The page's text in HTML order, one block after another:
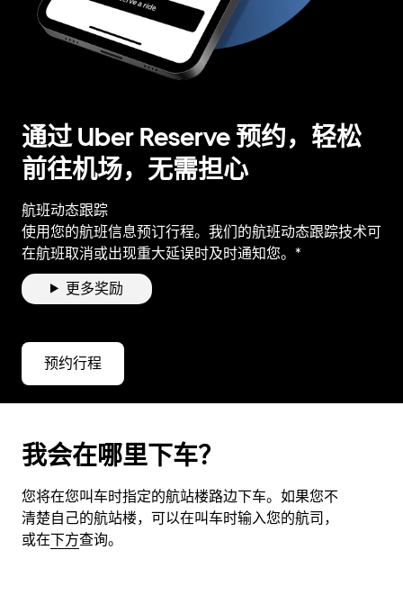
通过 Uber Reserve 预约，轻松
前往机场，无需担心
航班动态跟踪
使用您的航班信息预订行程。我们的航班动态跟踪技术可
在航班取消或出现重大延误时及时通知您。*
更多奖励
预约行程
我会在哪里下车？
您将在您叫车时指定的航站楼路边下车。如果您不
清楚自己的航站楼，可以在叫车时输入您的航司，
或在下方查询。